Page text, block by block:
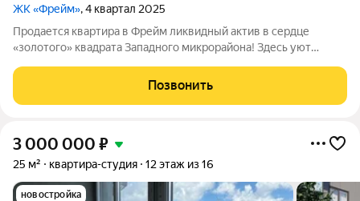
ЖК «Фрейм», 4 квартал 2025
Продается квартира в Фрейм ликвидный актив в сердце
«золотого» квадрата Западного микрорайона! Здесь уют
общественного транспорта. Добраться
Позвонить
3 000 000 ₽
25 м² квартира-студия 12 этаж из 16
новостройка